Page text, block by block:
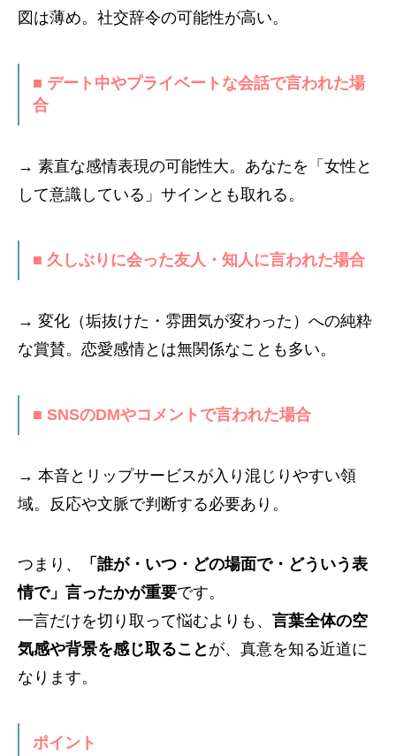
図は薄め。社交辞令の可能性が高い。
■ デート中やプライベートな会話で言われた場
合
→ 素直な感情表現の可能性大。あなたを「女性と
して意識している」サインとも取れる。
■ 久しぶりに会った友人・知人に言われた場合
→ 変化（垢抜けた・雰囲気が変わった）への純粋
な賞賛。恋愛感情とは無関係なことも多い。
■ SNSのDMやコメントで言われた場合
→ 本音とリップサービスが入り混じりやすい領
域。反応や文脈で判断する必要あり。
つまり、
「誰が・いつ・どの場面で・どういう表
情で」言ったかが重要です。
一言だけを切り取って悩むよりも、 言葉全体の空
気感や背景を感じ取ること が、真意を知る近道に
なります。
ポイント